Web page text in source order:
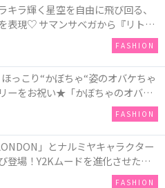
キラ輝く星空を自由に飛び回る、
表現♡ サマンサベガから『リトル
50周年アニバーサリーイヤー』を
FASHION
っこり“かぼちゃ“姿のオバケちゃ
ーをお祝い★「かぼちゃのオバケ
」が新発売！Q-pot CAFE.では
ケーキプレート」も登場
FASHION
」とナルミヤキャラクター
登場！Y2Kムードを進化させた新
発売♪
FASHION